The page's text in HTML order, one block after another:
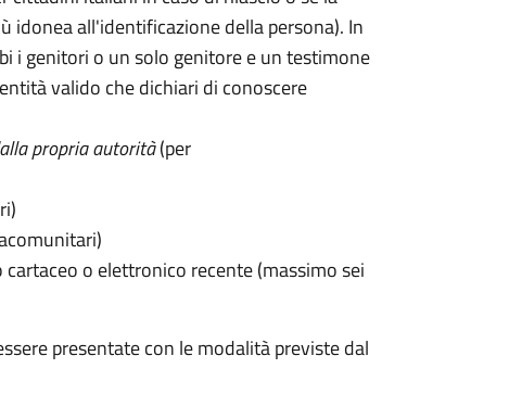
idonea all'identificazione della persona). In
i genitori o un solo genitore e un testimone
valido che dichiari di conoscere
propria autorità(per
o elettronico recente (massimo sei
presentate con le modalità previste dal